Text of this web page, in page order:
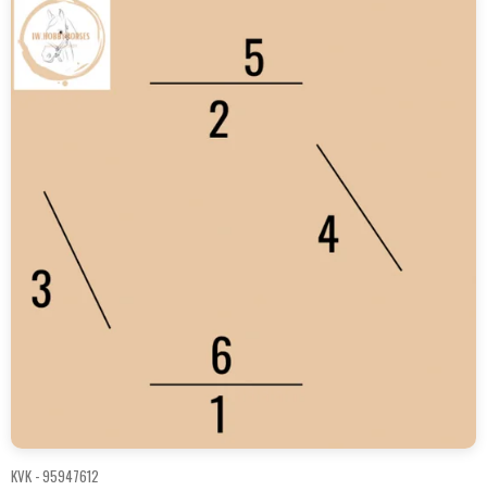
KVK -95947612